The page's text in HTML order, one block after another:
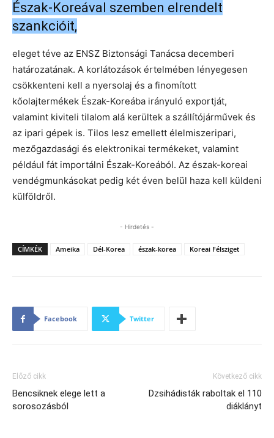
Észak-Koreával szemben elrendelt
szankcióit,
eleget téve az ENSZ Biztonsági Tanácsa decemberi
határozatának. A korlátozások értelmében lényegesen
csökkenteni kell a nyersolaj és a finomított
kőolajtermékek Észak-Koreába irányuló exportját,
valamint kiviteli tilalom alá kerültek a szállítójárművek és
az ipari gépek is. Tilos lesz emellett élelmiszeripari,
mezőgazdasági és elektronikai termékeket, valamint
például fát importálni Észak-Koreából. Az észak-koreai
vendégmunkásokat pedig két éven belül haza kell küldeni
külföldről.
- Hirdetés -
CÍMKÉK Ameika Dél-Korea észak-korea Koreai Félsziget
Facebook Twitter
Előző cikk
Bencsiknek elege lett a
sorosozásból
Következő cikk
Dzsihádisták raboltak el 110
diáklányt